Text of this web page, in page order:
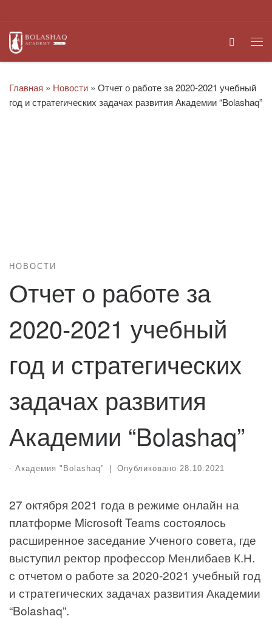
Search
Главная » Новости » Отчет о работе за 2020-2021 учебный
год и стратегических задачах развития Академии “Bolashaq”
НОВОСТИ
Отчет о работе за
2020-2021 учебный
год и стратегических
задачах развития
Академии “Bolashaq”
- Академия "Bolashaq" | Опубликовано 28.10.2021
27 октября 2021 года в режиме онлайн на
платформе Microsoft Teams состоялось
расширенное заседание Ученого совета, где
выступил ректор профессор Менлибаев К.Н.
с отчетом о работе за 2020-2021 учебный год
и стратегических задачах развития Академии
“Bolashaq”.